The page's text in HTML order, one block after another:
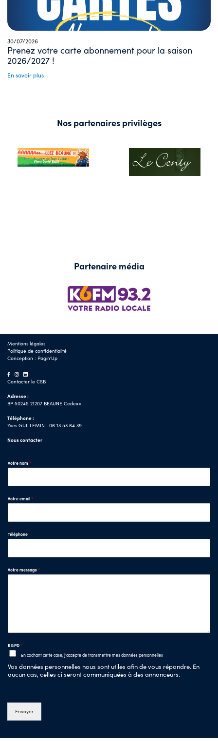
30/07/2026
Prenez votre carte abonnement pour la saison
2026/2027 !
En savoir plus
Nos partenaires privilèges
Partenaire média
Mentions légales
Politique de confidentialité
Conception : Pagin'Up
Contacter le CSB
Adresse :
BP 50245 21207 BEAUNE Cedex<
Téléphone :
Yves GUILLEMIN : 06 13 53 64 39
Nous contacter
Votre nom *
Votre email*
Téléphone
Votre message*
RGPD*
En cochant cette case, j'accepte de transmettre mes données personnelles
Vos données personnelles nous sont utiles afin de vous répondre. En
aucun cas, celles ci seront communiquées à des annonceurs.
Envoyer